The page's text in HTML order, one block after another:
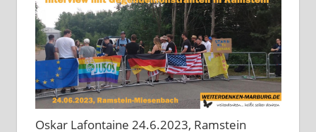
Oskar Lafontaine 24.6.2023, Ramstein